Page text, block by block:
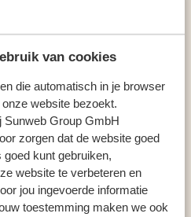
van cookies
die automatisch in je browser
website bezoekt.
Sunweb Group GmbH
zorgen dat de website goed
kunt gebruiken,
website te verbeteren en
jou ingevoerde informatie
toestemming maken we ook
Italië